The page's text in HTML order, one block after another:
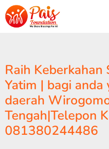
Raih Keberkahan
Yatim | bagi anda
daerah
Tengah|Telepon
081380244486